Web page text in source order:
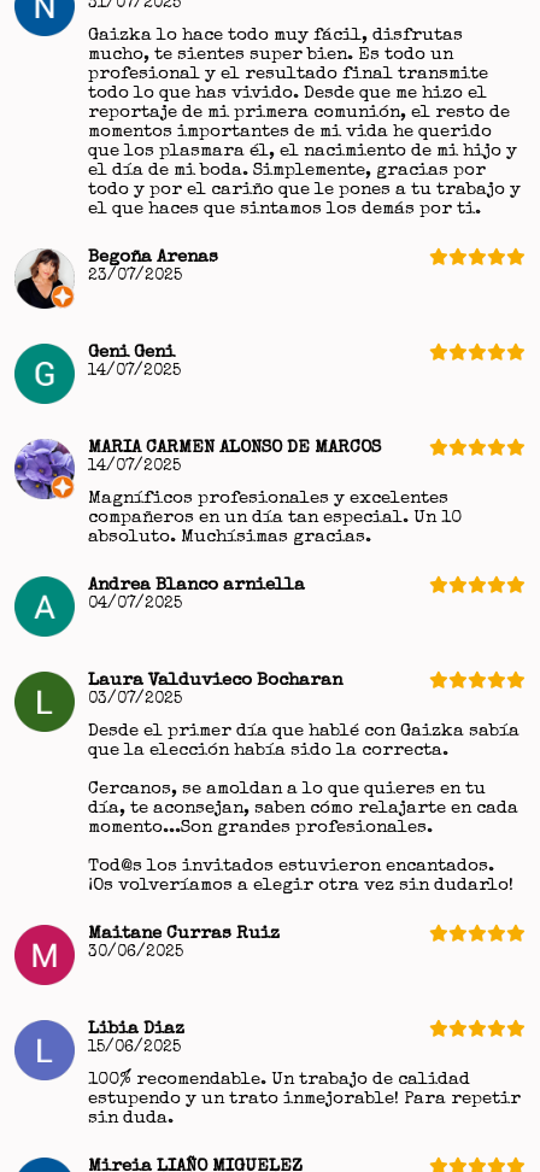
31/07/2025
Gaizka lo hace todo muy fácil, disfrutas
mucho, te sientes super bien. Es todo un
profesional y el resultado final transmite
todo lo que has vivido. Desde que me hizo el
reportaje de mi primera comunión, el resto de
momentos importantes de mi vida he querido
que los plasmara él, el nacimiento de mi hijo y
el día de mi boda. Simplemente, gracias por
todo y por el cariño que le pones a tu trabajo y
el que haces que sintamos los demás por ti.
Begoña Arenas
23/07/2025
Geni Geni
14/07/2025
MARIA CARMEN ALONSO DE MARCOS
14/07/2025
Magníficos profesionales y excelentes
compañeros en un día tan especial. Un 10
absoluto. Muchísimas gracias.
Andrea Blanco arniella
04/07/2025
Laura Valduvieco Bocharan
03/07/2025
Desde el primer día que hablé con Gaizka sabía
que la elección había sido la correcta.
Cercanos, se amoldan a lo que quieres en tu
día, te aconsejan, saben cómo relajarte en cada
momento...Son grandes profesionales.
Tod@s los invitados estuvieron encantados.
¡Os volveríamos a elegir otra vez sin dudarlo!
Maitane Curras Ruiz
30/06/2025
Libia Diaz
15/06/2025
100% recomendable. Un trabajo de calidad
estupendo y un trato inmejorable! Para repetir
sin duda.
Mireia LIAÑO MIGUELEZ